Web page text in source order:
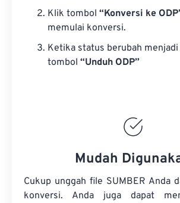
Klik tombol “Konversi ke
memulai konversi.
Ketika status berubah menjadi
tombol “Unduh ODP”
Mudah
Cukup unggah file SUMBER Anda
konversi. Anda juga dapat